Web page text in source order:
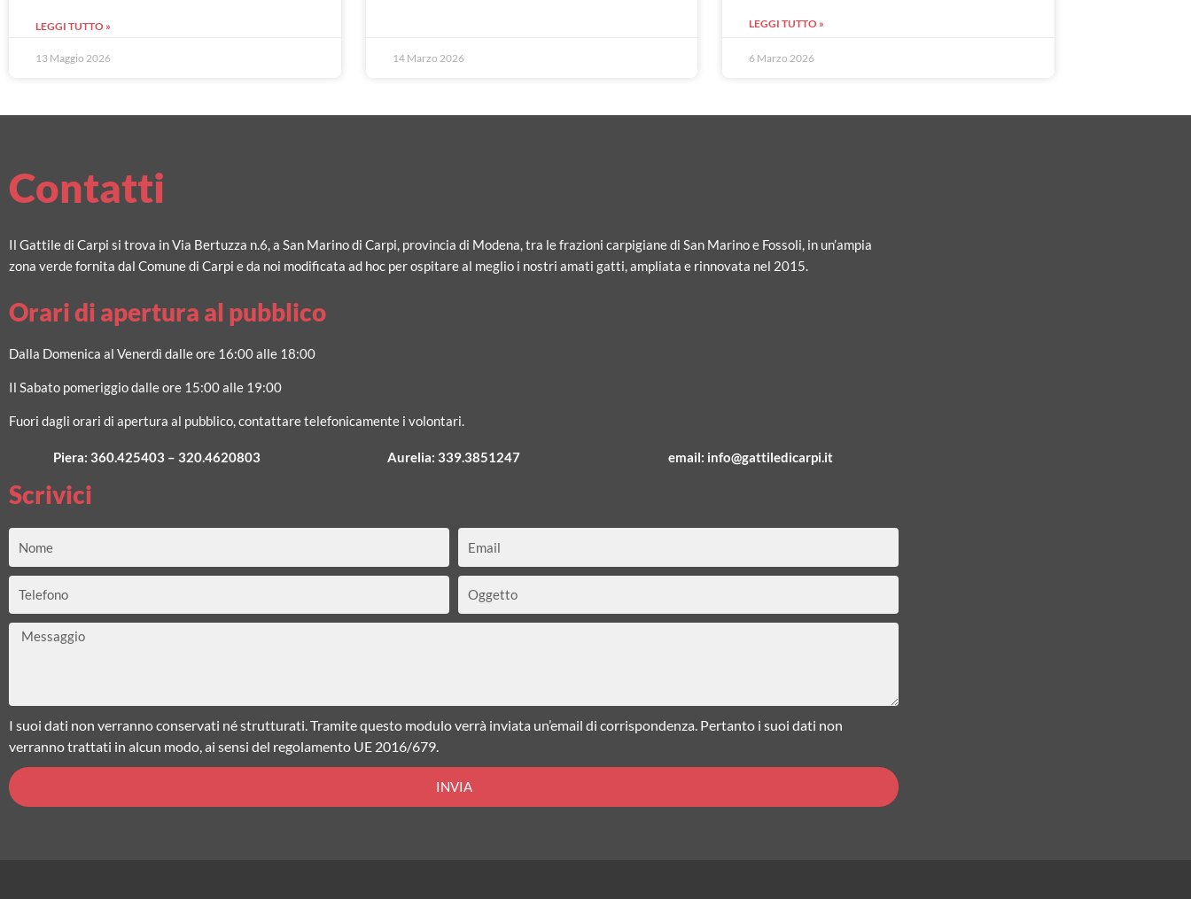
LEGGI TUTTO »
13 Maggio 2026 14 Marzo 2026
LEGGI TUTTO »
6 Marzo 2026
Contatti
Il Gattile di Carpi si trova in Via Bertuzza n.6, a San Marino di Carpi, provincia di Modena, tra le frazioni carpigiane di San Marino e Fossoli, in un’ampia
zona verde fornita dal Comune di Carpi e da noi modificata ad hoc per ospitare al meglio i nostri amati gatti, ampliata e rinnovata nel 2015.
Orari di apertura al pubblico
Dalla Domenica al Venerdì dalle ore 16:00 alle 18:00
Il Sabato pomeriggio dalle ore 15:00 alle 19:00
Fuori dagli orari di apertura al pubblico, contattare telefonicamente i volontari.
Piera:360.425403 –320.4620803 Aurelia: 339.3851247 email: info@gattiledicarpi.it
Scrivici
Messaggio
I suoi dati non verranno conservati né strutturati. Tramite questo modulo verrà inviata un’email di corrispondenza. Pertanto i suoi dati non
verranno trattati in alcun modo, ai sensi del regolamento UE 2016/679.
INVIA